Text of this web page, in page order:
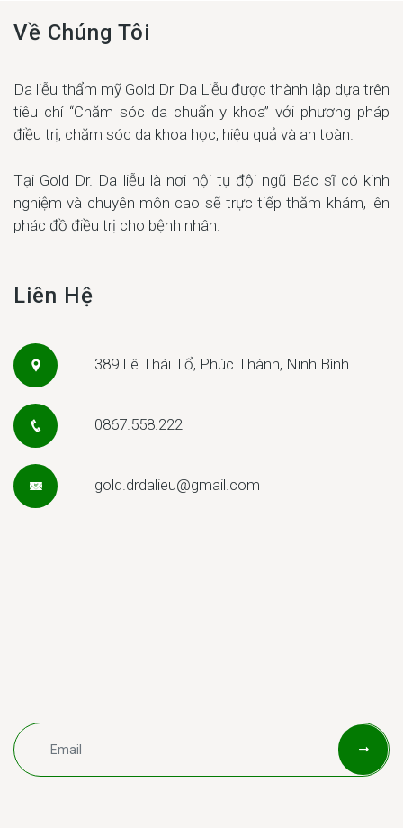
Về Chúng Tôi
Da liễu thẩm mỹ Gold Dr Da Liễu được thành lập dựa trên
tiêu chí “Chăm sóc da chuẩn y khoa” với phương pháp
điều trị, chăm sóc da khoa học, hiệu quả và an toàn.
Tại Gold Dr. Da liễu là nơi hội tụ đội ngũ Bác sĩ có kinh
nghiệm và chuyên môn cao sẽ trực tiếp thăm khám, lên
phác đồ điều trị cho bệnh nhân.
Liên Hệ
389 Lê Thái Tổ, Phúc Thành, Ninh Bình
0867.558.222
gold.drdalieu@gmail.com